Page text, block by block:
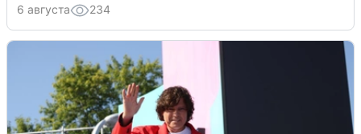
6 августа 234